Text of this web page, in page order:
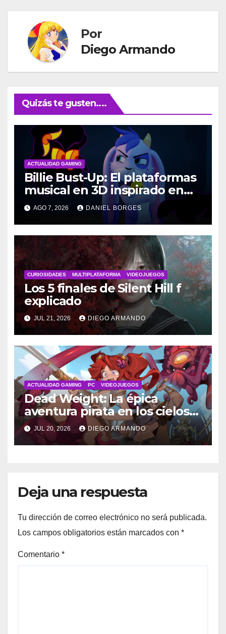
Por
Diego Armando
Quizás te gusten....
ACTUALIDAD GAMING
Billie Bust-Up: El plataformas
musical en 3D inspirado en
Disney
AGO 7, 2026 DANIEL BORGES
CURIOSIDADES MULTIPLATAFORMA VIDEOJUEGOS
Los 5 finales de Silent Hill f
explicado
JUL 21, 2026 DIEGO ARMANDO
ACTUALIDAD GAMING PC VIDEOJUEGOS
Dead Weight: La épica
aventura pirata en los cielos
steampunk
JUL 20, 2026 DIEGO ARMANDO
Deja una respuesta
Tu dirección de correo electrónico no será publicada.
Los campos obligatorios están marcados con *
Comentario *